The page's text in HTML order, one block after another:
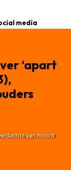
media
‘apart
van moord